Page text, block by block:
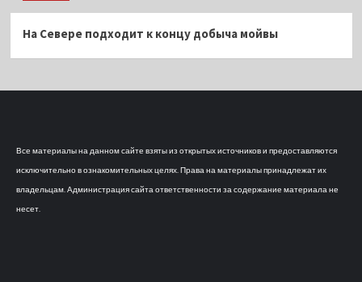
На Севере подходит к концу добыча мойвы
Все материалы на данном сайте взяты из открытых источников и предоставляются
исключительно в ознакомительных целях. Права на материалы принадлежат их
владельцам. Администрация сайта ответственности за содержание материала не
несет.